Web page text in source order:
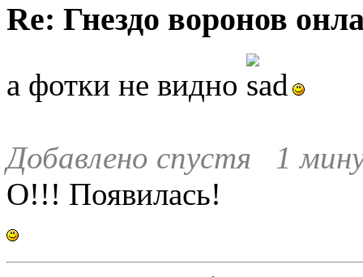
Re: Гнездо воронов
а фотки не видно
Добавлено спустя 1
О!!! Появилась!